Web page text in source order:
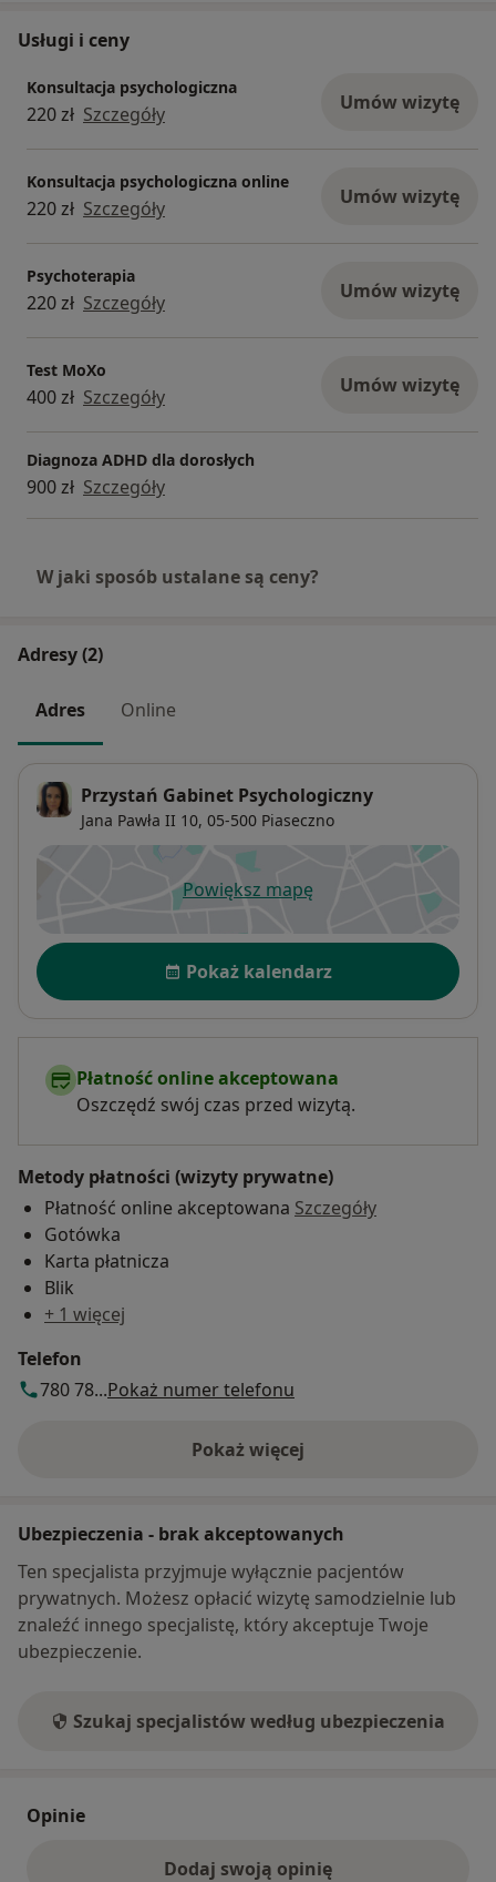
Usługi i ceny
Konsultacja psychologiczna
220 zł Szczegóły Umów wizytę
Konsultacja psychologiczna online
220 zł Szczegóły Umów wizytę
Psychoterapia
220 zł Szczegóły Umów wizytę
Test MoXo
400 zł Szczegóły Umów wizytę
Diagnoza ADHD dla dorosłych
900 zł Szczegóły
W jaki sposób ustalane są ceny?
Adresy (2)
Adres Online
Przystań Gabinet Psychologiczny
Jana Pawła II 10, 05-500 Piaseczno
Powiększ mapęotwiera się w nowej karcie
Dostępność
Pokaż kalendarz
Płatność online akceptowana
Oszczędź swój czas przed wizytą.
Metody płatności (wizyty prywatne)
Płatność online akceptowana Szczegóły
Gotówka
Karta płatnicza
Blik
+ 1 więcej
Telefon
780 78...Pokaż numer telefonu
Pokaż więcej
o adresie
Ubezpieczenia - brak akceptowanych
Ten specjalista przyjmuje wyłącznie pacjentów
prywatnych. Możesz opłacić wizytę samodzielnie lub
znaleźć innego specjalistę, który akceptuje Twoje
ubezpieczenie.
Szukaj specjalistów według ubezpieczenia
Opinie
Dodaj swoją opinię